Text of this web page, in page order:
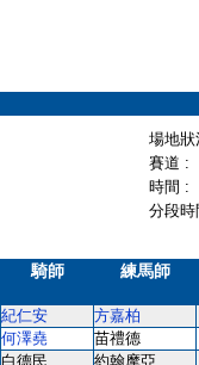
場地
賽道 :
時間 :
分段
騎師 練馬師
紀仁安 方嘉柏
何澤堯 苗禮德
白德民 約翰摩亞